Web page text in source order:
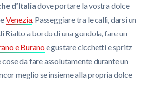
d’Italiadove portare la vostra dolce
Venezia. Passeggiare tra le calli, darsi un
Rialto a bordo di una gondola, fare un
e Burano e gustare cicchetti e spritz
cose da fare assolutamente durante un
meglio se insieme alla propria dolce